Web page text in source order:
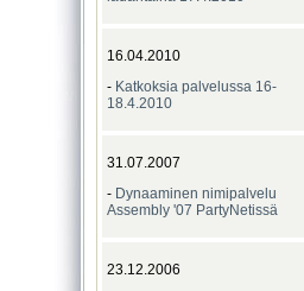
16.04.2010
- Katkoksia palvelussa 16-
18.4.2010
31.07.2007
- Dynaaminen nimipalvelu
Assembly '07 PartyNetissä
23.12.2006